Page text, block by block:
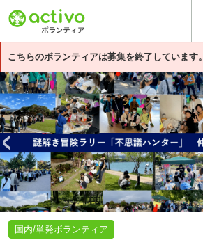
こちらのボランティアは募集を終了しています。
基本情報 募集詳細
国内/単発ボランティア